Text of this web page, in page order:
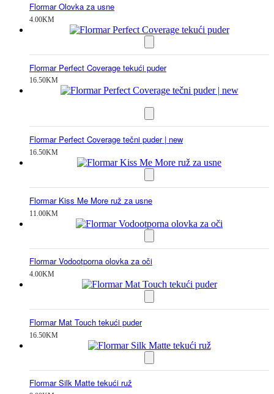
Flormar Olovka za usne
4.00KM
Flormar Perfect Coverage tekući puder
16.50KM
Flormar Perfect Coverage tečni puder | new
16.50KM
Flormar Kiss Me More ruž za usne
11.00KM
Flormar Vodootporna olovka za oči
4.00KM
Flormar Mat Touch tekući puder
16.50KM
Flormar Silk Matte tekući ruž